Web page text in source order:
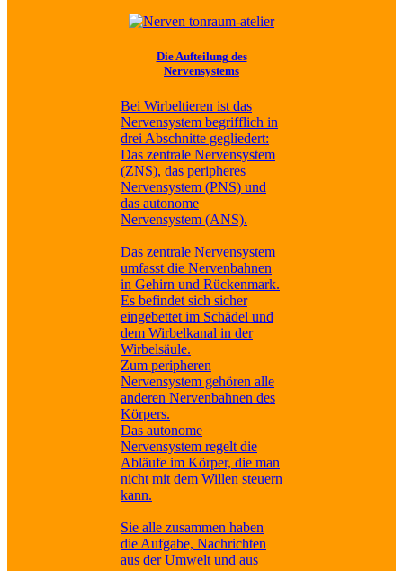
Die Aufteilung des
Nervensystems
Bei Wirbeltieren ist das
Nervensystem begrifflich in
drei Abschnitte gegliedert:
Das zentrale Nervensystem
(ZNS), das peripheres
Nervensystem (PNS) und
das autonome
Nervensystem (ANS).
Das zentrale Nervensystem
umfasst die Nervenbahnen
in Gehirn und Rückenmark.
Es befindet sich sicher
eingebettet im Schädel und
dem Wirbelkanal in der
Wirbelsäule.
Zum peripheren
Nervensystem gehören alle
anderen Nervenbahnen des
Körpers.
Das autonome
Nervensystem regelt die
Abläufe im Körper, die man
nicht mit dem Willen steuern
kann.
Sie alle zusammen haben
die Aufgabe, Nachrichten
aus der Umwelt und aus